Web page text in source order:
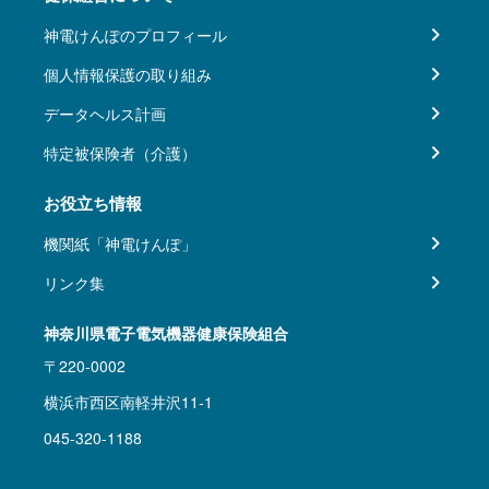
神電けんぽのプロフィール
個人情報保護の取り組み
データヘルス計画
特定被保険者（介護）
お役立ち情報
機関紙「神電けんぽ」
リンク集
神奈川県電子電気機器健康保険組合
〒220-0002
横浜市西区南軽井沢11-1
045-320-1188